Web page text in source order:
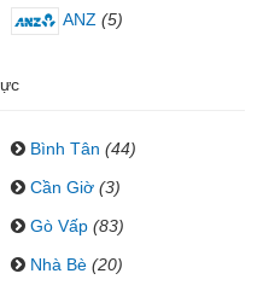
ANZ (5)
Bình Tân (44)
Cần Giờ (3)
Gò Vấp (83)
Nhà Bè (20)